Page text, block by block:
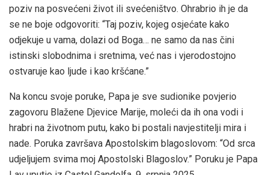
poziv na posvećeni život ili svećeništvo. Ohrabrio ih je da
se ne boje odgovoriti: “Taj poziv, kojeg osjećate kako
odjekuje u vama, dolazi od Boga… ne samo da nas čini
istinski slobodnima i sretnima, već nas i vjerodostojno
ostvaruje kao ljude i kao kršćane.”
Na koncu svoje poruke, Papa je sve sudionike povjerio
zagovoru Blažene Djevice Marije, moleći da ih ona vodi i
hrabri na životnom putu, kako bi postali navjestitelji mira i
nade. Poruka završava Apostolskim blagoslovom: “Od srca
udjeljujem svima moj Apostolski Blagoslov.” Poruku je Papa